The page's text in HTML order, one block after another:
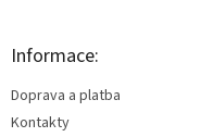
Informace:
Doprava a platba
Kontakty